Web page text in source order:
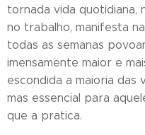
tornada vida quotidiana,
no trabalho, manifesta
todas as semanas
imensamente maior e
escondida a maioria das
mas essencial para
que a pratica.